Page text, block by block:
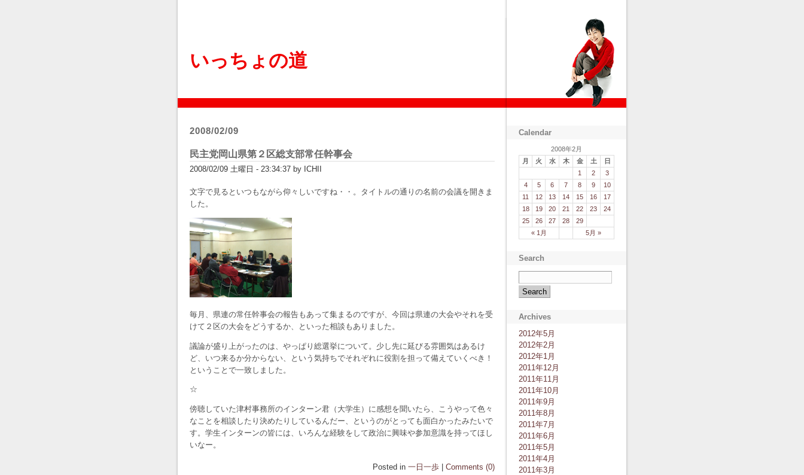
いっちょの道
2008/02/09
民主党岡山県第２区総支部常任幹事会
2008/02/09 土曜日 - 23:34:37 by ICHII
文字で見るといつもながら仰々しいですね・・。タイトルの通りの名前の会議を開きま
した。
毎月、県連の常任幹事会の報告もあって集まるのですが、今回は県連の大会やそれを受
けて２区の大会をどうするか、といった相談もありました。
議論が盛り上がったのは、やっぱり総選挙について。少し先に延びる雰囲気はあるけ
ど、いつ来るか分からない、という気持ちでそれぞれに役割を担って備えていくべき！
ということで一致しました。
☆
傍聴していた津村事務所のインターン君（大学生）に感想を聞いたら、こうやって色々
なことを相談したり決めたりしているんだー、というのがとっても面白かったみたいで
す。学生インターンの皆には、いろんな経験をして政治に興味や参加意識を持ってほし
いなー。
Posted in 一日一歩 Comments (0)
Calendar
2008年2月
月
火 水 木 金 土 日
« 1月 5月 »
1 2
3
4
5 6 7 8 9
10
11
12 13 14 15 16
17
18
19 20 21 22 23
24
25
26 27 28 29
Search
Archives
2012年5月
2012年2月
2012年1月
2011年12月
2011年11月
2011年10月
2011年9月
2011年8月
2011年7月
2011年6月
2011年5月
2011年4月
2011年3月